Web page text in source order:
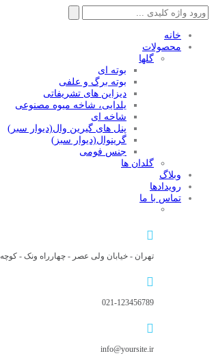
جستجو
برای:
خانه
محصولات
گلها
بوته ای
بوته برگ و علفی
دیزاین های تشریفاتی
یلدایی، شاخه میوه مصنوعی
شاخه ای
پنل های گیرین وال(دیوار سبر)
گرینوال(دیوار سبز)
جنس فومی
گلدان ها
وبلاگ
رویدادها
تماس با ما
تهران - خیابان ولی عصر - چهارراه ونک - کوچه ۵ - ساختمان راستچین
021-123456789
info@yoursite.ir